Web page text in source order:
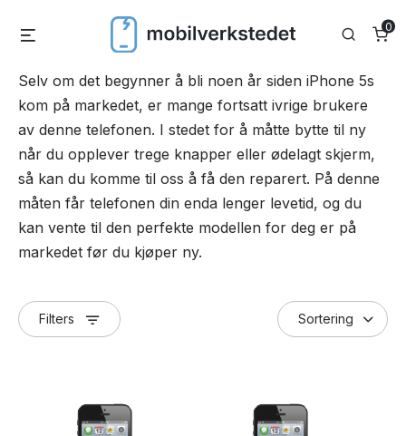
Search
0
Selv om det begynner å bli noen år siden iPhone 5s
kom på markedet, er mange fortsatt ivrige brukere
av denne telefonen. I stedet for å måtte bytte til ny
når du opplever trege knapper eller ødelagt skjerm,
så kan du komme til oss å få den reparert. På denne
måten får telefonen din enda lenger levetid, og du
kan vente til den perfekte modellen for deg er på
markedet før du kjøper ny.
Filters